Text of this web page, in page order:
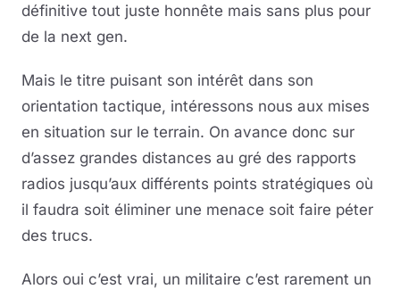
définitive tout juste honnête mais sans plus pour
de la next gen.
Mais le titre puisant son intérêt dans son
orientation tactique, intéressons nous aux mises
en situation sur le terrain. On avance donc sur
d’assez grandes distances au gré des rapports
radios jusqu’aux différents points stratégiques où
il faudra soit éliminer une menace soit faire péter
des trucs.
Alors oui c’est vrai, un militaire c’est rarement un